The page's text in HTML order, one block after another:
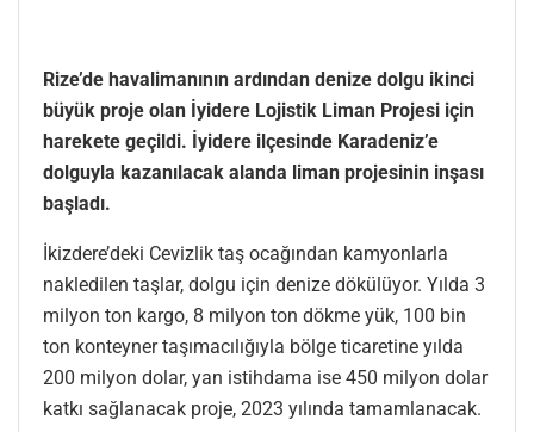
Rize’de havalimanının ardından denize dolgu ikinci
büyük proje olan İyidere Lojistik Liman Projesi için
harekete geçildi. İyidere ilçesinde Karadeniz’e
dolguyla kazanılacak alanda liman projesinin inşası
başladı.
İkizdere’deki Cevizlik taş ocağından kamyonlarla
nakledilen taşlar, dolgu için denize dökülüyor. Yılda 3
milyon ton kargo, 8 milyon ton dökme yük, 100 bin
ton konteyner taşımacılığıyla bölge ticaretine yılda
200 milyon dolar, yan istihdama ise 450 milyon dolar
katkı sağlanacak proje, 2023 yılında tamamlanacak.